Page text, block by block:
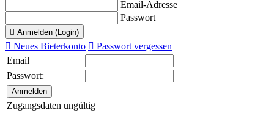
Email-Adresse
Passwort
 Anmelden (Login)
 Neues Bieterkonto  Passwort vergessen
Email
Passwort:
Zugangsdaten ungültig